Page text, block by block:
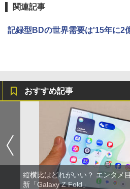
関連記事
記録型BDの世界需要は'15年に2
おすすめ記事
縦横比はどれがいい？ エンタメ
新「Galaxy Z Fold」